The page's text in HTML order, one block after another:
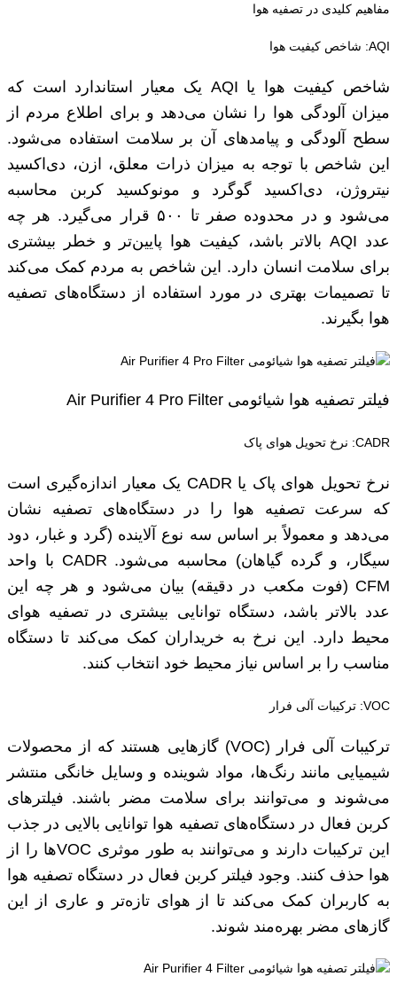
مفاهیم کلیدی در تصفیه هوا
AQI: شاخص کیفیت هوا
شاخص کیفیت هوا یا AQI یک معیار استاندارد است که
میزان آلودگی هوا را نشان می‌دهد و برای اطلاع مردم از
سطح آلودگی و پیامدهای آن بر سلامت استفاده می‌شود.
این شاخص با توجه به میزان ذرات معلق، ازن، دی‌اکسید
نیتروژن، دی‌اکسید گوگرد و مونوکسید کربن محاسبه
می‌شود و در محدوده صفر تا ۵۰۰ قرار می‌گیرد. هر چه
عدد AQI بالاتر باشد، کیفیت هوا پایین‌تر و خطر بیشتری
برای سلامت انسان دارد. این شاخص به مردم کمک می‌کند
تا تصمیمات بهتری در مورد استفاده از دستگاه‌های تصفیه
هوا بگیرند.
فیلتر تصفیه هوا شیائومی Air Purifier 4 Pro Filter
CADR: نرخ تحویل هوای پاک
نرخ تحویل هوای پاک یا CADR یک معیار اندازه‌گیری است
که سرعت تصفیه هوا را در دستگاه‌های تصفیه نشان
می‌دهد و معمولاً بر اساس سه نوع آلاینده (گرد و غبار، دود
سیگار، و گرده گیاهان) محاسبه می‌شود. CADR با واحد
CFM (فوت مکعب در دقیقه) بیان می‌شود و هر چه این
عدد بالاتر باشد، دستگاه توانایی بیشتری در تصفیه هوای
محیط دارد. این نرخ به خریداران کمک می‌کند تا دستگاه
مناسب را بر اساس نیاز محیط خود انتخاب کنند.
VOC: ترکیبات آلی فرار
ترکیبات آلی فرار (VOC) گازهایی هستند که از محصولات
شیمیایی مانند رنگ‌ها، مواد شوینده و وسایل خانگی منتشر
می‌شوند و می‌توانند برای سلامت مضر باشند. فیلترهای
کربن فعال در دستگاه‌های تصفیه هوا توانایی بالایی در جذب
این ترکیبات دارند و می‌توانند به طور موثری VOCها را از
هوا حذف کنند. وجود فیلتر کربن فعال در دستگاه تصفیه هوا
به کاربران کمک می‌کند تا از هوای تازه‌تر و عاری از این
گازهای مضر بهره‌مند شوند.